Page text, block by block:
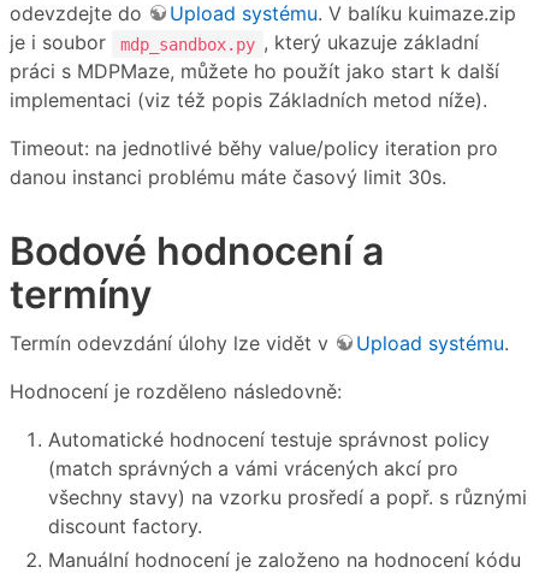
odevzdejte do
Upload systému. V balíku kuimaze.zip
je i soubor
mdp_sandbox.py , který ukazuje základní
práci s MDPMaze, můžete ho použít jako start k další
implementaci (viz též popis Základních metod níže).
Timeout: na jednotlivé běhy value/policy iteration pro
danou instanci problému máte časový limit 30s.
Bodové hodnocení a
termíny
Termín odevzdání úlohy lze vidět v Upload systému.
Hodnocení je rozděleno následovně:
Automatické hodnocení testuje správnost policy
(match správných a vámi vrácených akcí pro
všechny stavy) na vzorku prosředí a popř. s různými
discount factory.
Manuální hodnocení je založeno na hodnocení kódu